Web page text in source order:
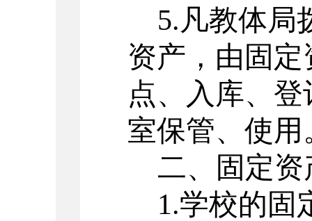
5.凡教体局
资产，由固
点、入库、
室保管、使用
二、固定
1.学校的固